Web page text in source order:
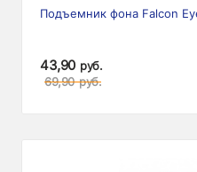
Подъемник фона Falcon
43,90 руб.
69,90 руб.